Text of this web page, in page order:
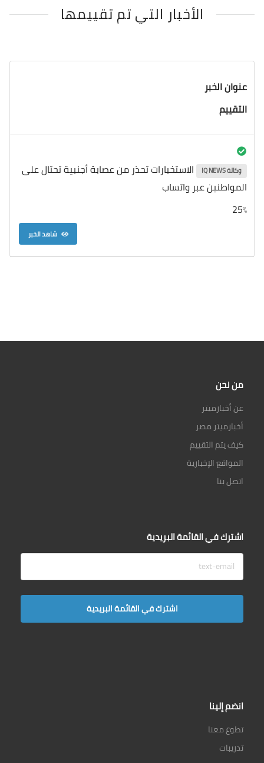
الأخبار التي تم تقييمها
عنوان الخبر
التقييم
وكالة IQ NEWS
الاستخبارات تحذر من عصابة أجنبية تحتال على
المواطنين عبر واتساب
25%
شاهد الخبر
من نحن
عن أخبارميتر
أخبارميتر مصر
كيف يتم التقييم
المواقع الإخبارية
اتصل بنا
اشترك في القائمة البريدية
انضم إلينا
تطوع معنا
تدريبات